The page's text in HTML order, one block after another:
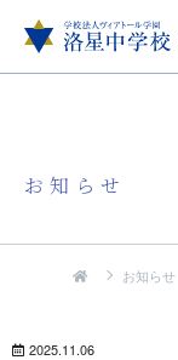
お知らせ
お知らせ
2025.11.06